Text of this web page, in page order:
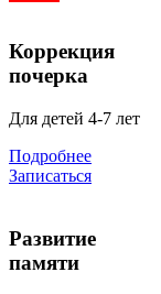
Коррекция
почерка
Для детей 4-7 лет
Подробнее
Записаться
Развитие
памяти